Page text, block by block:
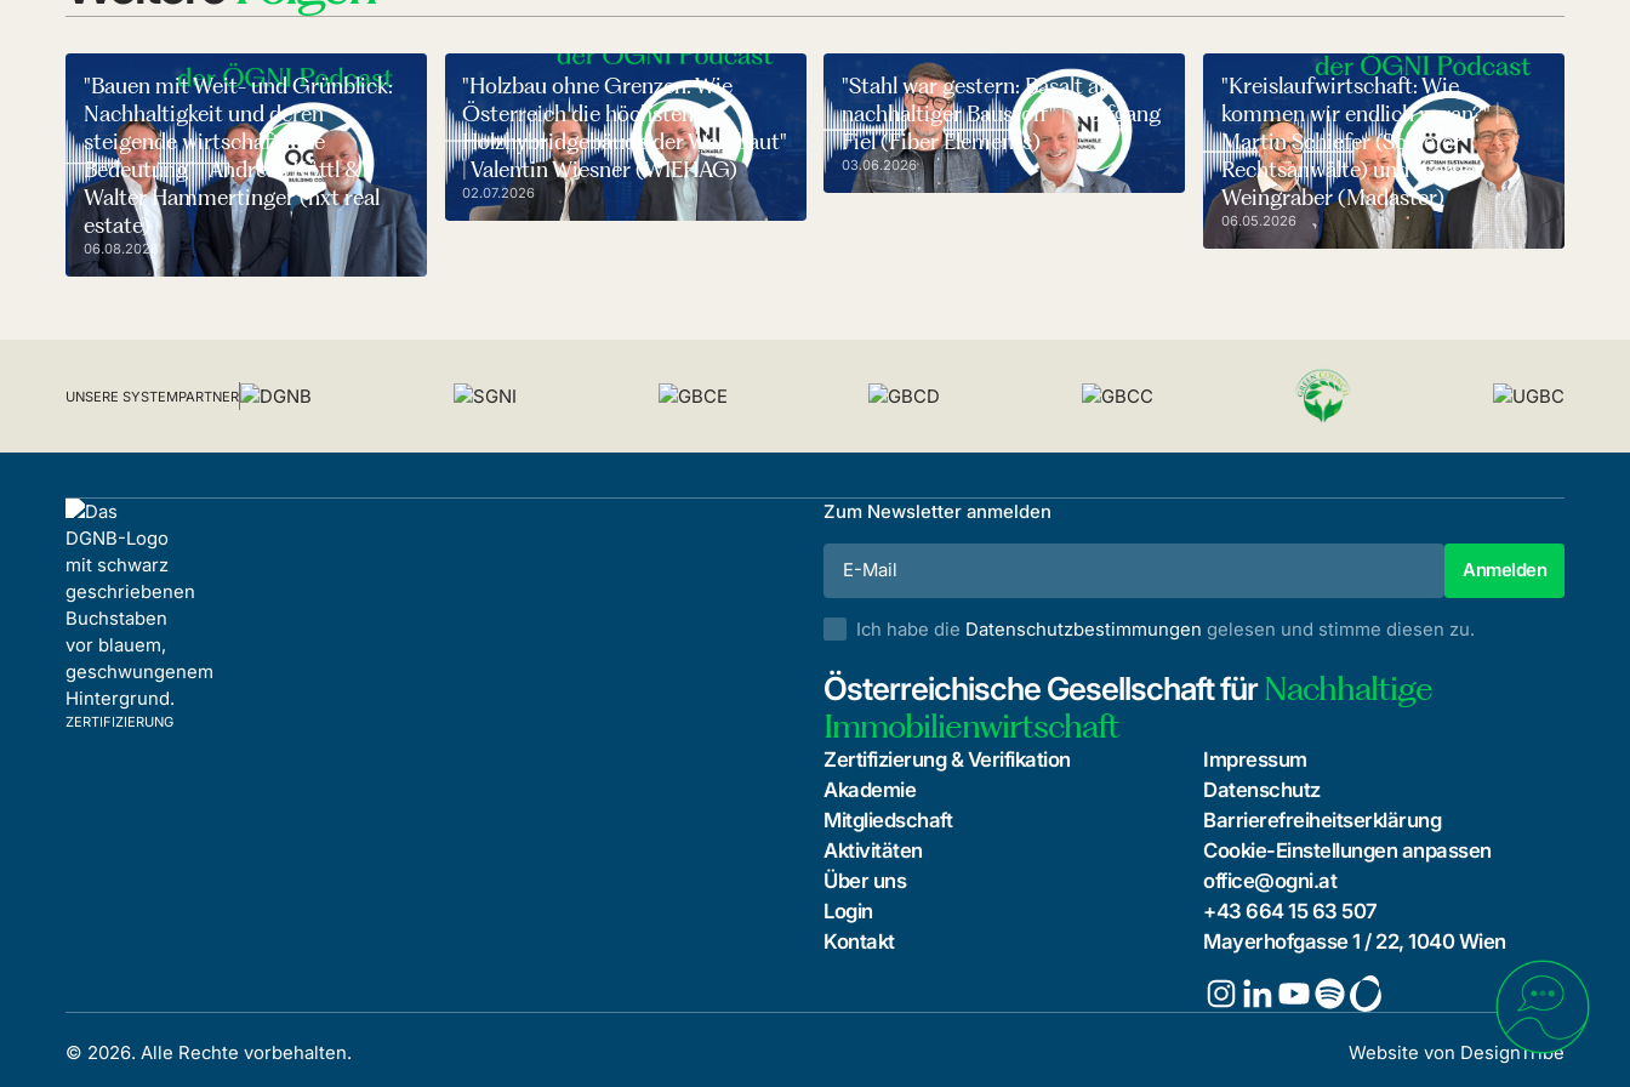
"Bauen mit Weit- und Grünblick:
Nachhaltigkeit und deren
steigende wirtschaftliche
Bedeutung" | Andreas Köttl &
Walter Hammertinger (nxt real
estate)
06.08.2026
"Holzbau ohne Grenzen: Wie
Österreich die höchsten
Holzhybridgebäude der Welt baut"
| Valentin Wiesner (WIEHAG)
02.07.2026
"Stahl war gestern: Basalt als
nachhaltiger Baustoff" | Wolfgang
Fiel (Fiber Elements)
03.06.2026
"Kreislaufwirtschaft: Wie
kommen wir endlich voran?" |
Martin Schiefer (Schiefer
Rechtsanwälte) und Werner
Weingraber (Madaster)
06.05.2026
UNSERE SYSTEMPARTNER
ZERTIFIZIERUNG
Zum Newsletter anmelden
Ich habe die Datenschutzbestimmungen gelesen und stimme diesen zu.
Österreichische Gesellschaft fürNachhaltige
Immobilienwirtschaft
Zertifizierung & Verifikation
Akademie
Mitgliedschaft
Aktivitäten
Über uns
Login
Kontakt
Impressum
Datenschutz
Barrierefreiheitserklärung
Cookie-Einstellungen anpassen
office@ogni.at
+43 664 15 63 507
Mayerhofgasse 1 / 22, 1040 Wien
© 2026. Alle Rechte vorbehalten. Website von DesignTribe